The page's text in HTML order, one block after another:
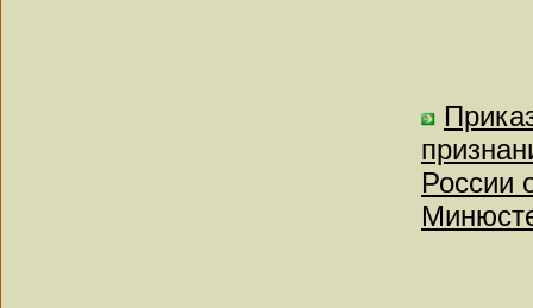
России